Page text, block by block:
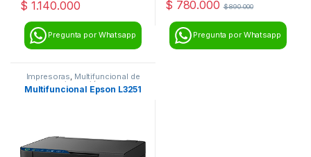
$ 1.140.000
Pregunta por Whatsapp
$ 780.000 $890.000
Pregunta por Whatsapp
Impresoras, Multifuncional de
inyección
Multifuncional Epson L3251